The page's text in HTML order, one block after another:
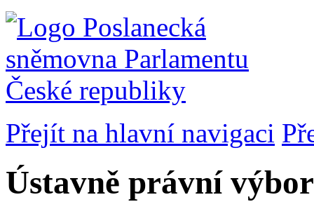
Přejít na hlavní navigaci
Ústavně právní výbor